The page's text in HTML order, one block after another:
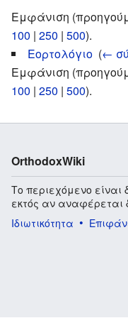
Εμφάνιση
100 | 250 | 500).
Εορτολόγιο (←
Εμφάνιση
100 | 250 | 500).
OrthodoxWiki
Το περιεχόμενο είναι
εκτός αν αναφέρεται
Ιδιωτικότητα